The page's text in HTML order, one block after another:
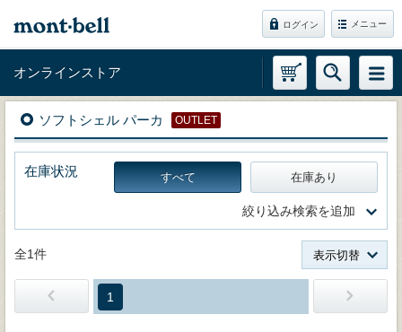
ログイン メニュー
オンラインストア
ソフトシェル パーカ OUTLET
在庫状況 すべて 在庫あり
絞り込み検索を追加
全1件 表示切替
1